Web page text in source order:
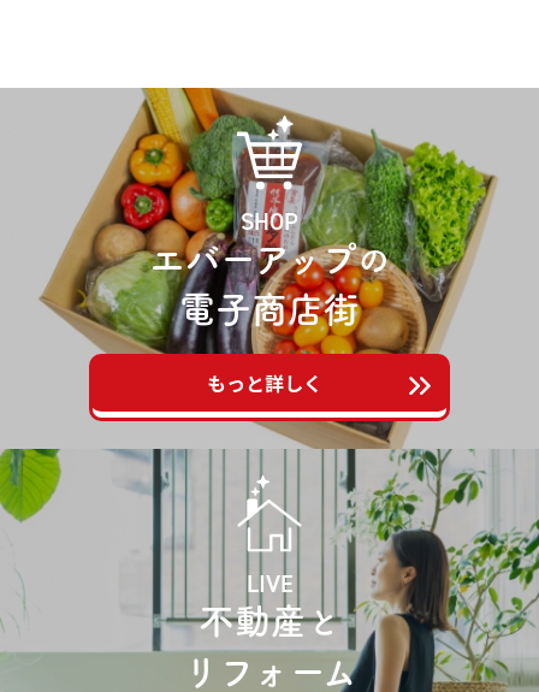
SHOP
エバーアップの
電子商店街
もっと詳しく
LIVE
不動産と
リフォーム